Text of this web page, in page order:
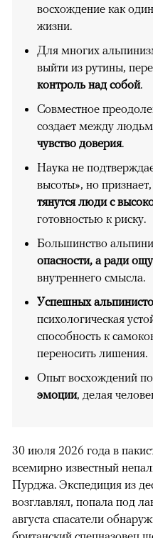
восхождение как
жизни.
Для многих
выйти из рутины,
контроль над собой.
Совместное
создает между
чувство доверия.
Наука не
высоты», но
тянутся люди с
готовностью к риску.
Большинство
опасности, а ради
внутреннего смысла.
Успешных
психологическая
способность к
переносить лишения.
Опыт восхождений
эмоции, делая
30 июля 2026 года в
всемирно известный
Пурджа. Экспедиция из
возглавлял, попала под
августа спасатели